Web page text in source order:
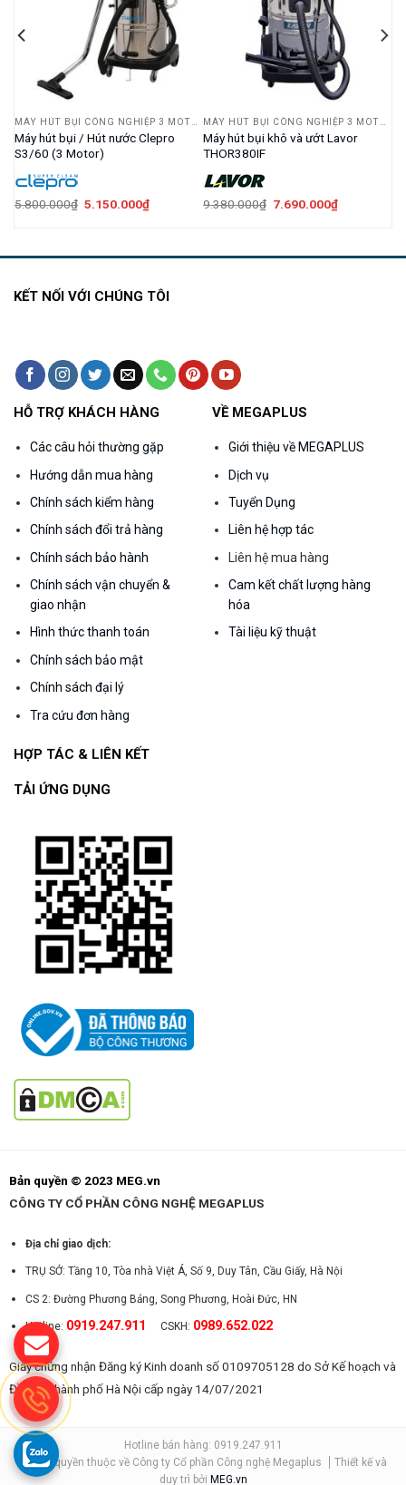
MÁY HÚT BỤI CÔNG NGHIỆP 3 MOTOR
Máy hút bụi / Hút nước Clepro
S3/60 (3 Motor)
5.800.000₫ Giá
5.150.000₫Giá
MÁY HÚT BỤI CÔNG NGHIỆP 3 MOTOR
Máy hút bụi khô và ướt Lavor
THOR380IF
9.380.000₫ Giá
7.690.000₫Giá
KẾT NỐI VỚI CHÚNG TÔI
HỖ TRỢ KHÁCH HÀNG
Các câu hỏi thường gặp
Hướng dẫn mua hàng
Chính sách kiểm hàng
Chính sách đổi trả hàng
Chính sách bảo hành
Chính sách vận chuyển &
giao nhận
Hình thức thanh toán
Chính sách bảo mật
Chính sách đại lý
Tra cứu đơn hàng
VỀ MEGAPLUS
Giới thiệu về MEGAPLUS
Dịch vụ
Tuyển Dụng
Liên hệ hợp tác
Liên hệ mua hàng
Cam kết chất lượng hàng
hóa
Tài liệu kỹ thuật
HỢP TÁC & LIÊN KẾT
TẢI ỨNG DỤNG
Bản quyền © 2023 MEG.vn
CÔNG TY CỔ PHẦN CÔNG NGHỆ MEGAPLUS
Địa chỉ giao dịch:
TRỤ SỞ: Tầng 10, Tòa nhà Việt Á, Số 9, Duy Tân, Cầu Giấy, Hà Nội
CS 2: Đường Phương Bảng, Song Phương, Hoài Đức, HN
Hotline: 0919.247.911 CSKH: 0989.652.022
Giấy chứng nhận Đăng ký Kinh doanh số 0109705128 do Sở Kế hoạch và
Đầu tư Thành phố Hà Nội cấp ngày 14/07/2021
Hotline bán hàng: 0919.247.911
© Bản quyền thuộc về Công ty Cổ phần Công nghệ Megaplus
Thiết kế và
duy trì bởi MEG.vn